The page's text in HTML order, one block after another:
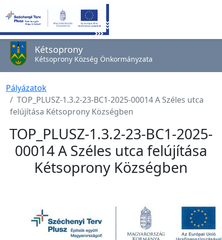
Kétsoprony
Kétsoprony Község Önkormányzata
Pályázatok
TOP_PLUSZ-1.3.2-23-BC1-2025-00014 A Széles utca
felújítása Kétsoprony Községben
TOP_PLUSZ-1.3.2-23-BC1-2025-
00014 A Széles utca felújítása
Kétsoprony Községben